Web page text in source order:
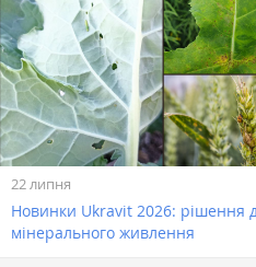
22 липня
Новинки Ukravit 2026: рішення
мінерального живлення